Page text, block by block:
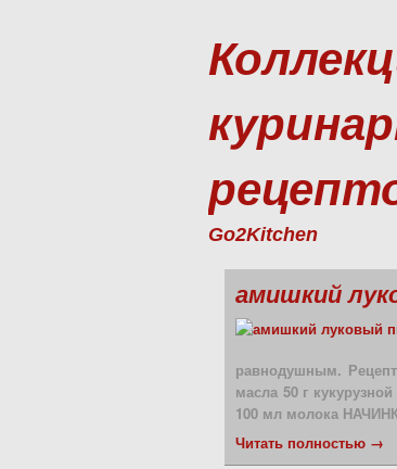
Go2Kitchen
амишкий
равнодушным.
масла 50 г
100 мл молока
Читать полностью →